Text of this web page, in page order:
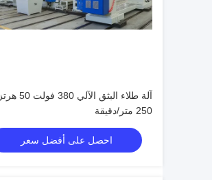
آلة طلاء البثق الآلي 380 فولت 50 هرتز
250 متر/دقيقة
احصل على أفضل سعر